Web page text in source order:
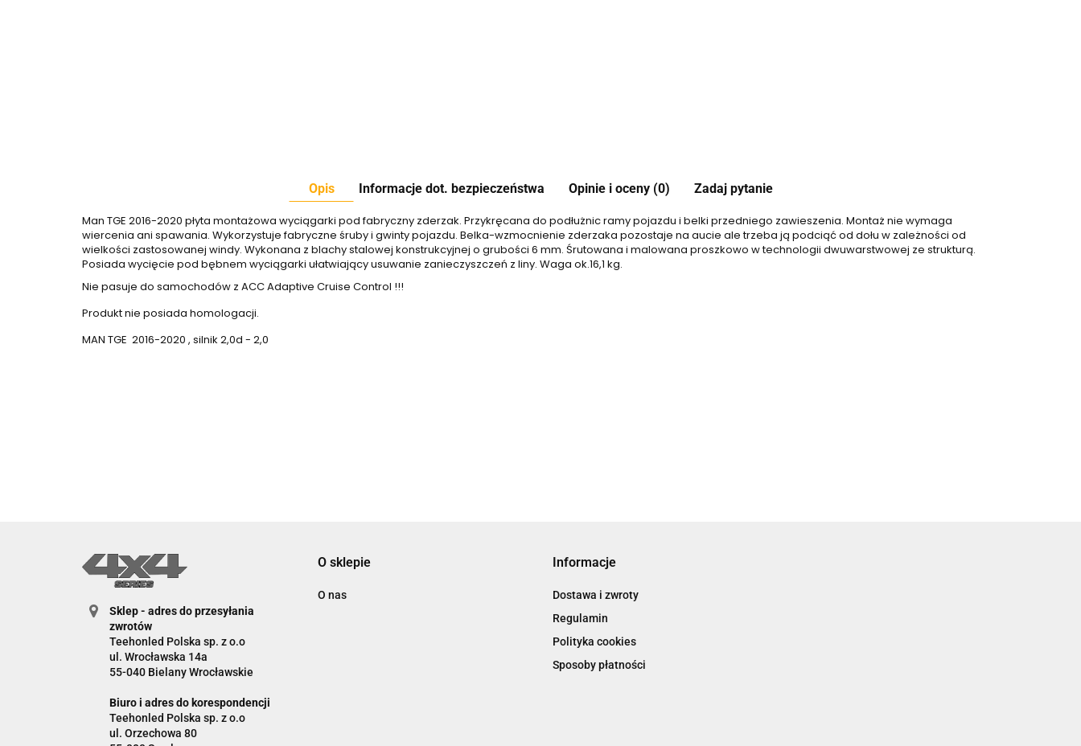
Opis Informacje dot. bezpieczeństwa Opinie i oceny (0) Zadaj pytanie
Man TGE 2016-2020 płyta montażowa wyciągarki pod fabryczny zderzak. Przykręcana do podłużnic ramy pojazdu i belki przedniego zawieszenia. Montaż nie wymaga
wiercenia ani spawania. Wykorzystuje fabryczne śruby i gwinty pojazdu. Belka-wzmocnienie zderzaka pozostaje na aucie ale trzeba ją podciąć od dołu w zależności od
wielkości zastosowanej windy. Wykonana z blachy stalowej konstrukcyjnej o grubości 6 mm. Śrutowana i malowana proszkowo w technologii dwuwarstwowej ze strukturą.
Posiada wycięcie pod bębnem wyciągarki ułatwiający usuwanie zanieczyszczeń z liny. Waga ok.16,1 kg.
Nie pasuje do samochodów z ACC Adaptive Cruise Control !!!
Produkt nie posiada homologacji.
MAN TGE 2016-2020 , silnik 2,0d - 2,0
Sklep - adres do przesyłania
zwrotów
Teehonled Polska sp. z o.o
ul. Wrocławska 14a
55-040 Bielany Wrocławskie
Biuro i adres do korespondencji
Teehonled Polska sp. z o.o
ul. Orzechowa 80
O sklepie
O nas
Informacje
Dostawa i zwroty
Regulamin
Polityka cookies
Sposoby płatności